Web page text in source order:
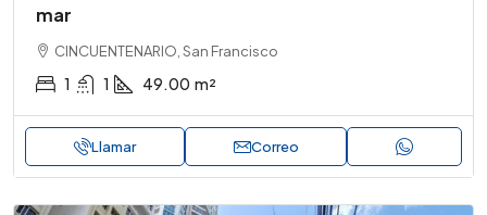
mar
CINCUENTENARIO, San Francisco
1 1 49.00 m²
Llamar Correo